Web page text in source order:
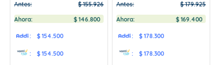
Antes:
$ 155.926
Ahora: $ 146.800
: $ 154.500
: $ 154.500
Antes:
$ 179.925
Ahora: $ 169.400
: $ 178.300
: $ 178.300